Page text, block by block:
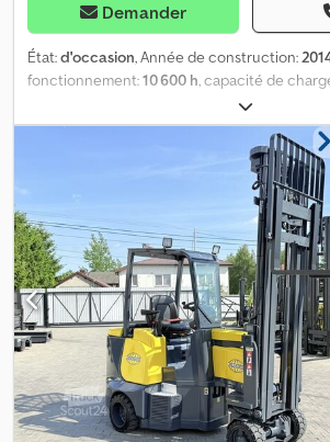
Demander
État:d'occasion, Année de construction:
fonctionnement:10 600 h, capacité de
, hauteur de construction:
d'engrenage:automatique, Équipement:
Chariot élévateur grandes hauteurs YALE
entretenu avec entraînement électrique
900 mm Codpfxozb Ub Dj Ah Sorf Capacité de
Équipement de chargement Déplacement
question concernant l'équipement, veuillez
réserve d'erreurs et de vente préalable !